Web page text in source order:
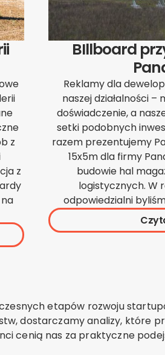
z
z
BIllboard
Reklamy dla
naszej działalności
doświadczenie, a
setki podobnych
razem prezentujemy
15x5m dla firmy
budowie hal
logistycznych. W
odpowiedzialni
etapów rozwoju
dostarczamy analizy, które
cenią nas za praktyczne